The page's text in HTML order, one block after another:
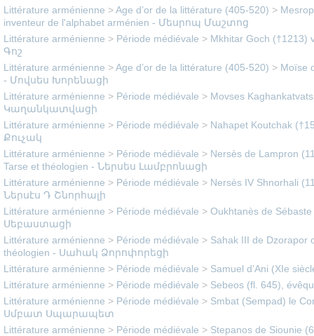
Littérature arménienne >Age d’or de la littérature (405-520) >
inventeur de l'alphabet arménien - Մեսրոպ Մաշտոց
Littérature arménienne > Période médiévale > Mkhitar Goch
Գոշ
Littérature arménienne >Age d’or de la littérature (405-520) > Moïse
- Մովսես Խորենացի
Littérature arménienne > Période médiévale > Movses
Կաղանկատվացի
Littérature arménienne > Période médiévale > Nahapet Koutchak
Քուչակ
Littérature arménienne > Période médiévale > Nersès de Lampron
Tarse et théologien - Ներսես Լամբրոնացի
Littérature arménienne > Période médiévale > Nersès IV Shnorhali
Ներսէս Դ Շնորհալի
Littérature arménienne > Période médiévale > Oukhtanès de
Սեբաստացի
Littérature arménienne > Période médiévale > Sahak III de Dzorapor
théologien - Սահակ Ձորոփորեցի
Littérature arménienne > Période médiévale > Samuel d’Ani (XIe
Littérature arménienne > Période médiévale > Sebeos (fl. 645),
Littérature arménienne > Période médiévale > Smbat (Sempad) le
Սմբատ Սպարապետ
Littérature arménienne > Période médiévale > Stepanos de Siounie